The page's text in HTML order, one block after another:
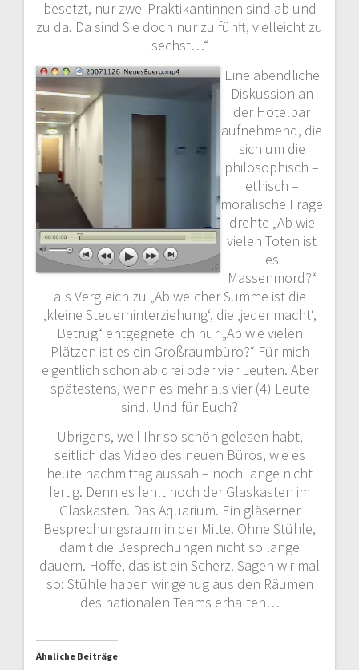
besetzt, nur zwei Praktikantinnen sind ab und
zu da. Da sind Sie doch nur zu fünft, vielleicht zu
sechst…“
Eine abendliche
Diskussion an
der Hotelbar
aufnehmend, die
sich um die
philosophisch –
ethisch –
moralische Frage
drehte „Ab wie
vielen Toten ist
es
Massenmord?“
als Vergleich zu „Ab welcher Summe ist die
‚kleine Steuerhinterziehung‘, die ‚jeder macht‘,
Betrug“ entgegnete ich nur „Ab wie vielen
Plätzen ist es ein Großraumbüro?“ Für mich
eigentlich schon ab drei oder vier Leuten. Aber
spätestens, wenn es mehr als vier (4) Leute
sind. Und für Euch?
Übrigens, weil Ihr so schön gelesen habt,
seitlich das Video des neuen Büros, wie es
heute nachmittag aussah – noch lange nicht
fertig. Denn es fehlt noch der Glaskasten im
Glaskasten. Das Aquarium. Ein gläserner
Besprechungsraum in der Mitte. Ohne Stühle,
damit die Besprechungen nicht so lange
dauern. Hoffe, das ist ein Scherz. Sagen wir mal
so: Stühle haben wir genug aus den Räumen
des nationalen Teams erhalten…
Ähnliche Beiträge